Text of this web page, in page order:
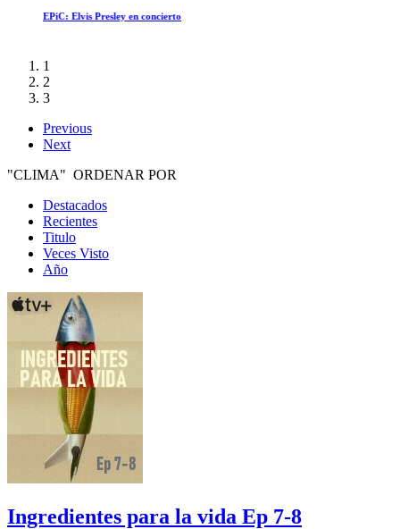
EPiC: Elvis Presley en concierto
1
2
3
Previous
Next
"CLIMA" ORDENAR POR
Destacados
Recientes
Titulo
Veces Visto
Año
Ingredientes para la vida Ep 7-8